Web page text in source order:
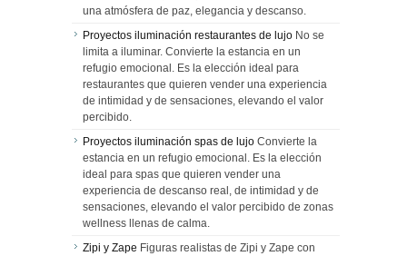
una atmósfera de paz, elegancia y descanso.
Proyectos iluminación restaurantes de lujo No se
limita a iluminar. Convierte la estancia en un
refugio emocional. Es la elección ideal para
restaurantes que quieren vender una experiencia
de intimidad y de sensaciones, elevando el valor
percibido.
Proyectos iluminación spas de lujo Convierte la
estancia en un refugio emocional. Es la elección
ideal para spas que quieren vender una
experiencia de descanso real, de intimidad y de
sensaciones, elevando el valor percibido de zonas
wellness llenas de calma.
Zipi y Zape Figuras realistas de Zipi y Zape con